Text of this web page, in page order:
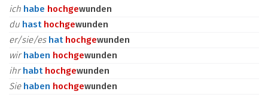
ich habe hochgewunden
du hast hochgewunden
er/sie/es hat hochgewunden
wirhaben hochgewunden
ihrhabt hochgewunden
Sie haben hochgewunden